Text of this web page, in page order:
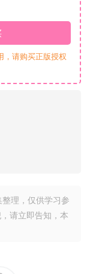
，请购买正版授权
理，仅供学习参
请立即告知，本